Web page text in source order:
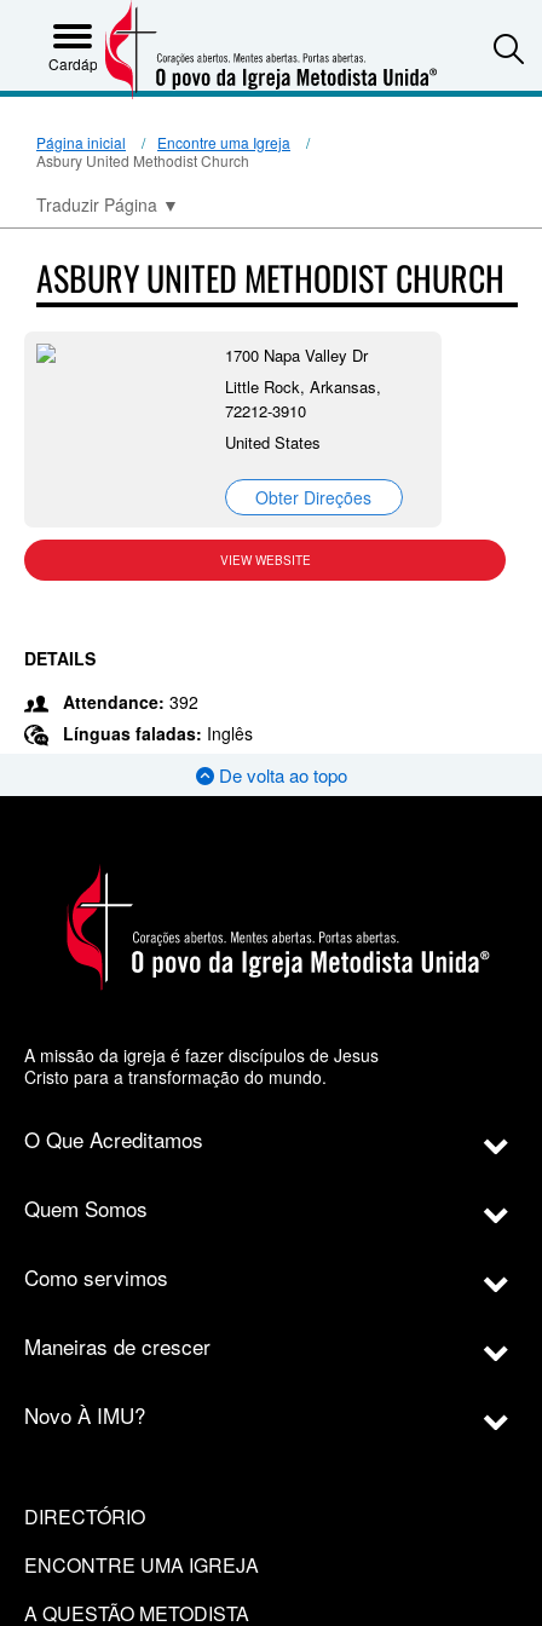
Cardápio
Página inicial
Encontre uma Igreja
Asbury United Methodist Church
Traduzir Página ▼
ASBURY UNITED METHODIST CHURCH
1700 Napa Valley Dr
Little Rock, Arkansas,
72212-3910
United States
Obter Direções
VIEW WEBSITE
DETAILS
Attendance: 392
Línguas faladas: Inglês
De volta ao topo
A missão da igreja é fazer discípulos de Jesus
Cristo para a transformação do mundo.
O Que Acreditamos
Quem Somos
Como servimos
Maneiras de crescer
Novo À IMU?
DIRECTÓRIO
ENCONTRE UMA IGREJA
A QUESTÃO METODISTA